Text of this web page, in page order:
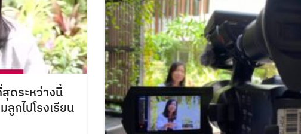
ดระหว่างนี้
กไปโรงเรียน